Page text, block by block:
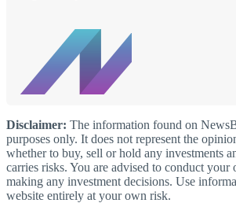
Disclaimer: The information found on
purposes only. It does not represent the
whether to buy, sell or hold any investments
carries risks. You are advised to conduct your
making any investment decisions. Use
website entirely at your own risk.